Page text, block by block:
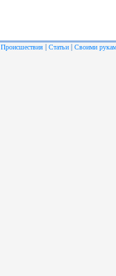
Происшествия | Статьи | Своими